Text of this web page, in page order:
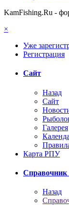
KamFishing.Ru -
×
Уже
Регистрация
Сайт
Назад
Сайт
Галерея
Карта РПУ
Справочник
Назад